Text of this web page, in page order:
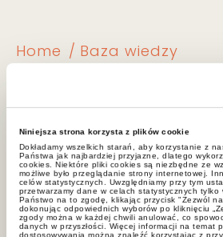
Niniejsza strona korzysta z plików cookie
Dokładamy wszelkich starań, aby korzystanie z
Państwa jak najbardziej przyjazne, dlatego
cookies. Niektóre pliki cookies są niezbędne ze
możliwe było przeglądanie strony internetowej.
celów statystycznych. Uwzględniamy przy tym
przetwarzamy dane w celach statystycznych tylko
Państwo na to zgodę, klikając przycisk "Zezwól
dokonując odpowiednich wyborów po kliknięciu
zgody można w każdej chwili anulować, co
danych w przyszłości. Więcej informacji na temat
dostosowywania można znaleźć korzystając z
Home Baza wiedzy
Much more
will have to be
in new e-
18.11.2021